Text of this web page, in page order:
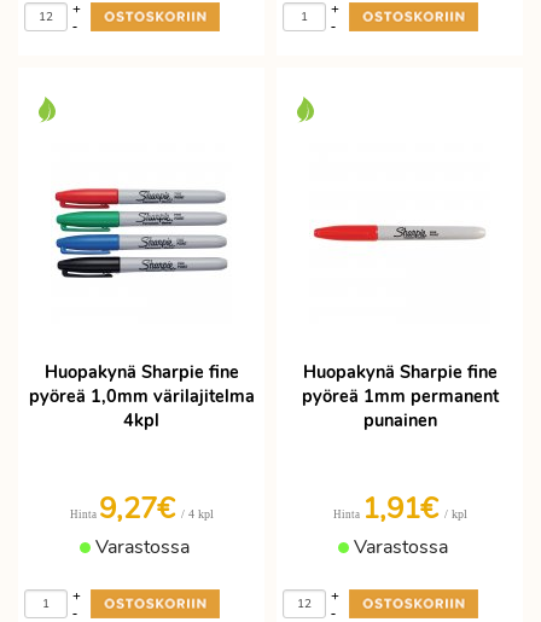
-
+
-
+
Huopakynä Sharpie fine
pyöreä 1,0mm värilajitelma
4kpl
Hinta 9,27€ / 4 kpl
Varastossa
-
+
Huopakynä Sharpie fine
pyöreä 1mm permanent
punainen
Hinta 1,91€ / kpl
Varastossa
-
+